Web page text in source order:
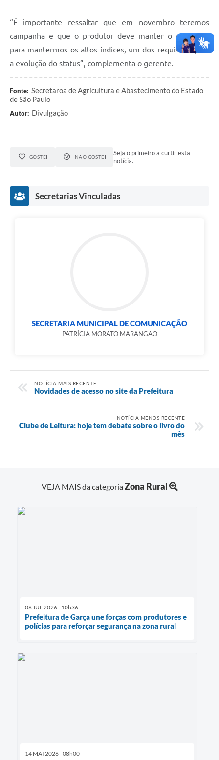
“É importante ressaltar que em novembro teremos
campanha e que o produtor deve manter o empenho
para mantermos os altos índices, um dos requisitos para
a evolução do status”, complementa o gerente.
Fonte: Secretaroa de Agricultura e Abastecimento do Estado
de São Paulo
Autor: Divulgação
GOSTEI NÃO GOSTEI
Seja o primeiro a curtir esta
notícia.
Secretarias Vinculadas
SECRETARIA MUNICIPAL DE COMUNICAÇÃO
PATRÍCIA MORATO MARANGÃO
NOTÍCIA MAIS RECENTE
Novidades de acesso no site da Prefeitura
NOTÍCIA MENOS RECENTE
Clube de Leitura: hoje tem debate sobre o livro do
mês
VEJA MAIS da categoriaZona Rural
06 JUL 2026 - 10h36
Prefeitura de Garça une forças com produtores e
polícias para reforçar segurança na zona rural
14 MAI 2026 - 08h00